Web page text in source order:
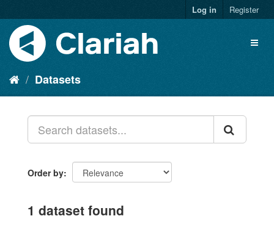
Log in Register
Datasets
Order by
1 dataset found